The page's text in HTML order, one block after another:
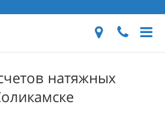
натяжных